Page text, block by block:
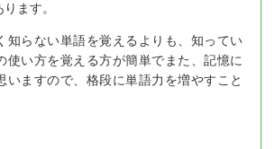
ます。
知らない単語を覚えるよりも、知ってい
使い方を覚える方が簡単でまた、記憶に
いますので、格段に単語力を増やすこと